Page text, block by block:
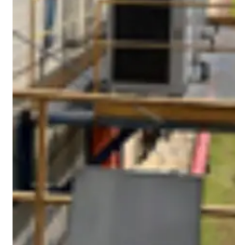
Câmaras frigoríficas industriais
Câmaras frigoríficas industriais preços
Câmaras frigoríficas novas
Câmaras frigoríficas preço
Câmaras frigoríficas valores
Câmaras frigoríficas venda
Câmaras frigoríficas para verduras
Câmaras de frio para carne